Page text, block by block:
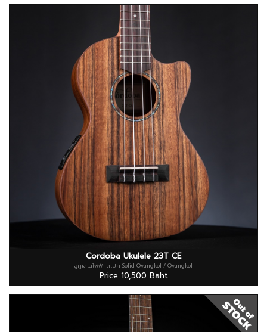
Cordoba Ukulele 23T CE
อูคูเลเล่ไฟฟ้า สเปค Solid Ovangkol / Ovangkol
Price 10,500 Baht